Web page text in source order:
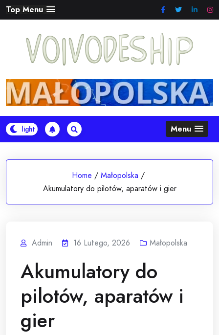
Skip
to
Top Menu
Menu
Home / Małopolska /
Akumulatory do pilotów, aparatów i gier
Admin 16 Lutego, 2026 Małopolska
Akumulatory do
pilotów, aparatów i
gier